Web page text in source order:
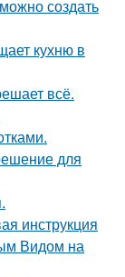
создать
кухню в
всё.
для
инструкция
Видом на